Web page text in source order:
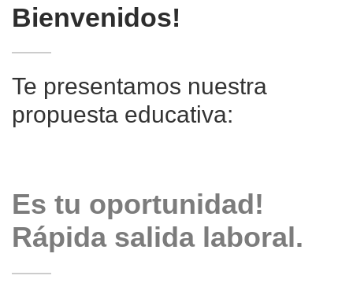
Bienvenidos!
Te presentamos nuestra
propuesta educativa:
Es tu oportunidad!
Rápida salida laboral.